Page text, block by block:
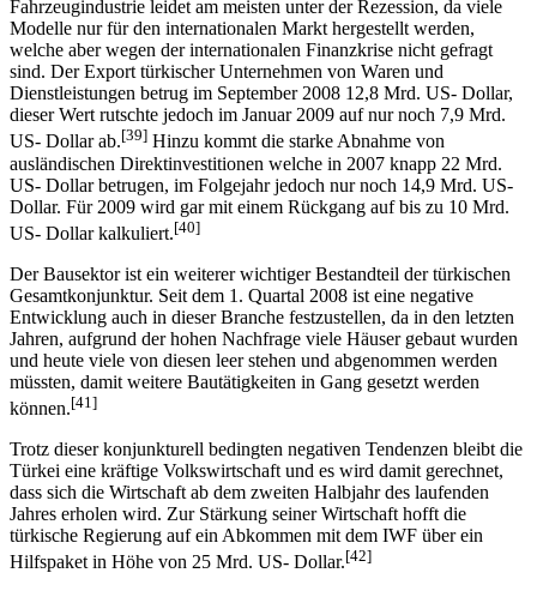
Fahrzeugindustrie leidet am meisten unter der Rezession, da viele
Modelle nur für den internationalen Markt hergestellt werden,
welche aber wegen der internationalen Finanzkrise nicht gefragt
sind. Der Export türkischer Unternehmen von Waren und
Dienstleistungen betrug im September 2008 12,8 Mrd. US- Dollar,
dieser Wert rutschte jedoch im Januar 2009 auf nur noch 7,9 Mrd.
US- Dollar ab.[39] Hinzu kommt die starke Abnahme von
ausländischen Direktinvestitionen welche in 2007 knapp 22 Mrd.
US- Dollar betrugen, im Folgejahr jedoch nur noch 14,9 Mrd. US-
Dollar. Für 2009 wird gar mit einem Rückgang auf bis zu 10 Mrd.
US- Dollar kalkuliert.[40]
Der Bausektor ist ein weiterer wichtiger Bestandteil der türkischen
Gesamtkonjunktur. Seit dem 1. Quartal 2008 ist eine negative
Entwicklung auch in dieser Branche festzustellen, da in den letzten
Jahren, aufgrund der hohen Nachfrage viele Häuser gebaut wurden
und heute viele von diesen leer stehen und abgenommen werden
müssten, damit weitere Bautätigkeiten in Gang gesetzt werden
können.[41]
Trotz dieser konjunkturell bedingten negativen Tendenzen bleibt die
Türkei eine kräftige Volkswirtschaft und es wird damit gerechnet,
dass sich die Wirtschaft ab dem zweiten Halbjahr des laufenden
Jahres erholen wird. Zur Stärkung seiner Wirtschaft hofft die
türkische Regierung auf ein Abkommen mit dem IWF über ein
Hilfspaket in Höhe von 25 Mrd. US- Dollar.[42]